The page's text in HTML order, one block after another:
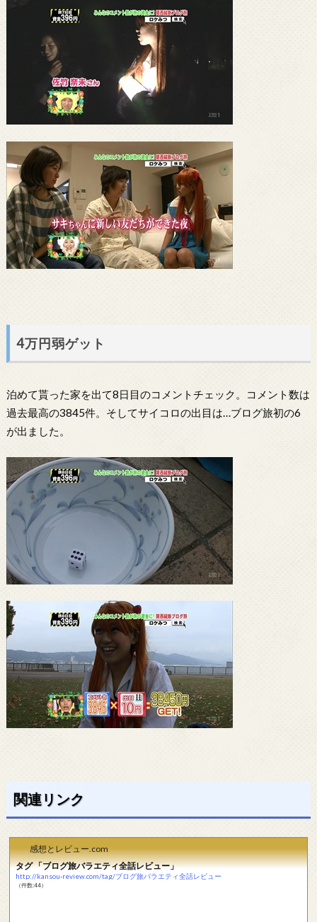
4万円弱ゲット
泊めて貰った家を出て8日目のコメントチェック。コメント数は
過去最高の3845件。そしてサイコロの出目は…ブログ旅初の6
が出ました。
関連リンク
感想とレビュー.com
タグ 「ブログ旅バラエティ全話レビュー」
http://kansou-review.com/tag/ブログ旅バラエティ全話レビュー
（件数:44）